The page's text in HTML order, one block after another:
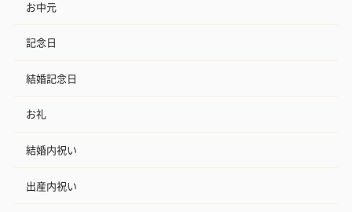
お中元
記念日
結婚記念日
お礼
結婚内祝い
出産内祝い